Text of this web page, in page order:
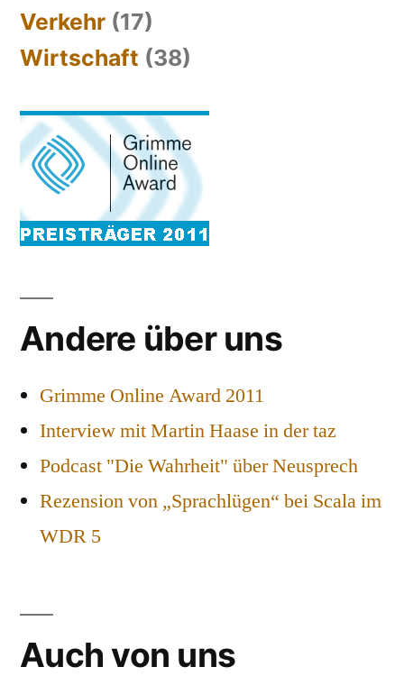
Verkehr (17)
Wirtschaft (38)
Andere über uns
Grimme Online Award 2011
Interview mit Martin Haase in der taz
Podcast "Die Wahrheit" über Neusprech
Rezension von „Sprachlügen“ bei Scala im
WDR 5
Auch von uns